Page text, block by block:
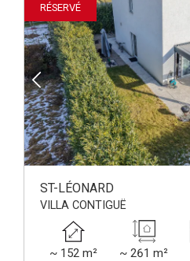
RÉSERVÉ
ST-LÉONARD
VILLA CONTIGUË
~ 152 m² ~ 261 m²